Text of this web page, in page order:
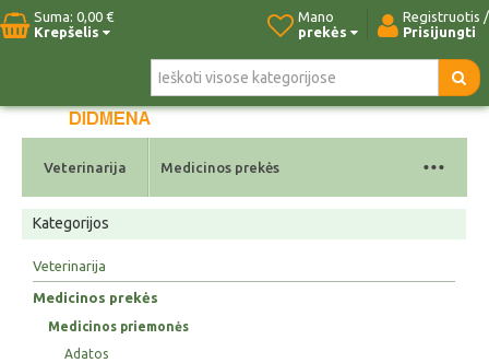
Suma: 0,00 €
Krepšelis
Registruotis /
Prisijungti
Mano
prekės
Pradžia Naujos prekės Kontaktai
Veterinarija Medicinos prekės ...
Kategorijos
Veterinarija
Medicinos prekės
Medicinos priemonės
Adatos